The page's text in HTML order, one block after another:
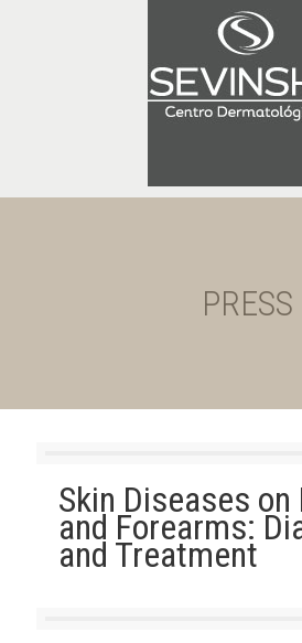
PRESS
Skin Diseases on
and Forearms:
and Treatment